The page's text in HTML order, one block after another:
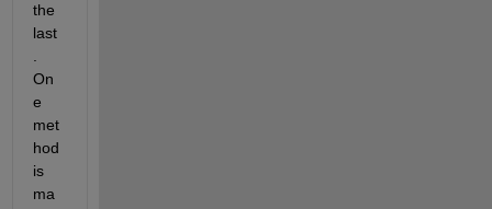
the
last
On
e
met
hod
is
ma